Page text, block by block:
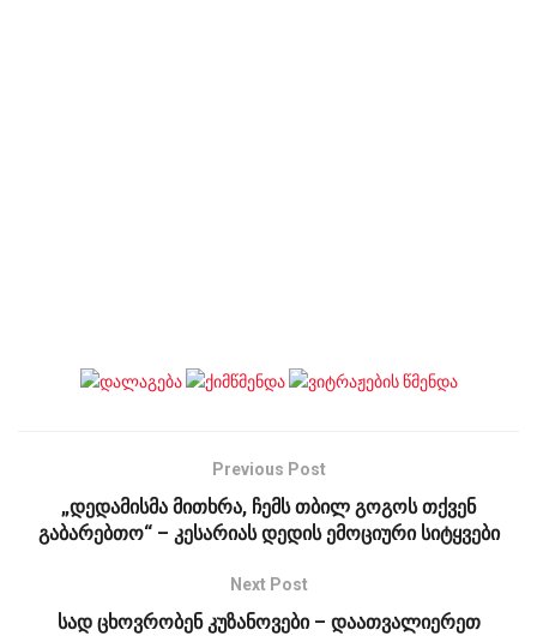
Previous Post
„დედამისმა მითხრა, ჩემს თბილ გოგოს თქვენ
გაბარებთო“ – კესარიას დედის ემოციური სიტყვები
Next Post
სად ცხოვრობენ კუზანოვები – დაათვალიერეთ